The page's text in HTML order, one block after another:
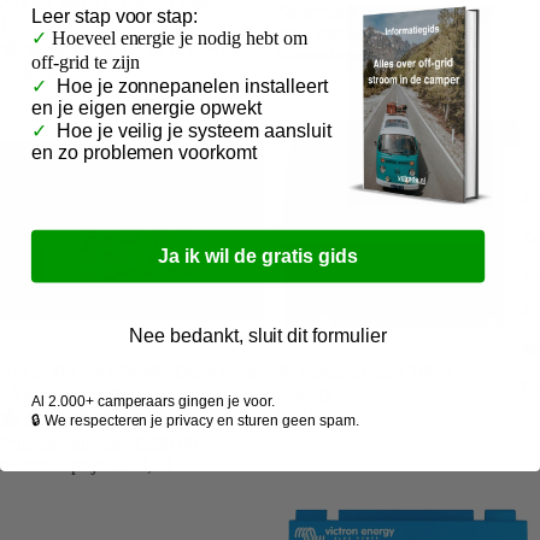
Ultimatron
4.9 (8 reviews)
€799,00
Superpack - Victron Energy
Prijs met korting€447,95
Normale prijs€479,95
- Victron Energy
5.0 (1 review)
Normale prijs
€59,95
Leer stap voor stap:
✓ Hoeveel energie je nodig hebt om
off-grid te zijn
✓
Hoe je zonnepanelen installeert
en je eigen energie opwekt
✓
Hoe je veilig je systeem aansluit
en zo problemen voorkomt
Ja ik wil de gratis gids
Nee bedankt, sluit dit formulier
Al 2.000+ camperaars gingen je voor.
🔒 We respecteren je privacy en sturen geen spam.